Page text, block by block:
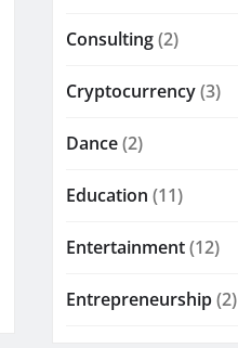
Consulting(2)
Cryptocurrency(3)
Dance(2)
Education (11)
Entertainment(12)
Entrepreneurship(2)